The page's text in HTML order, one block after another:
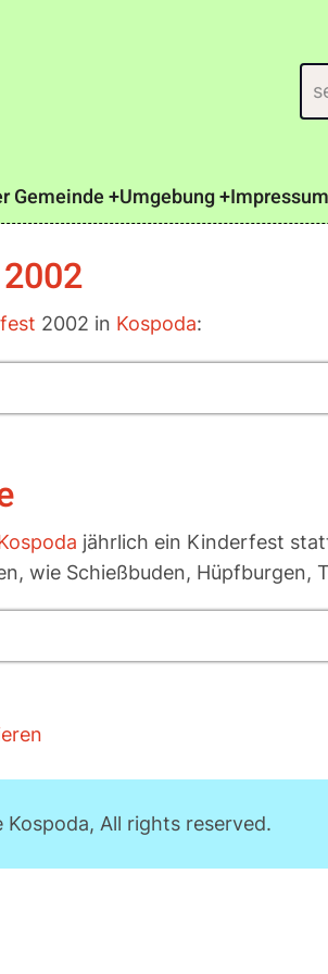
Gemeinde Umgebung Impressum
2002 in Kospoda:
jährlich ein Kinderfest
wie Schießbuden, Hüpfburgen,
All rights reserved.